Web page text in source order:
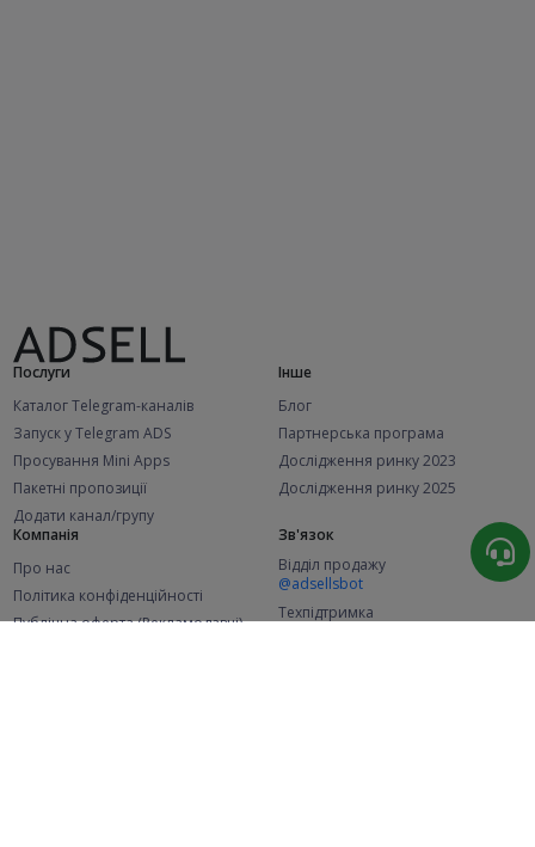
Послуги
Каталог Telegram-каналів
Запуск у Telegram ADS
Просування Mini Apps
Пакетні пропозиції
Додати канал/групу
Інше
Блог
Партнерська програма
Дослідження ринку 2023
Дослідження ринку 2025
Компанія
Про нас
Політика конфіденційності
Публічна оферта (Рекламодавці)
Зв'язок
Відділ продажу
@adsellsbot
Техпідтримка